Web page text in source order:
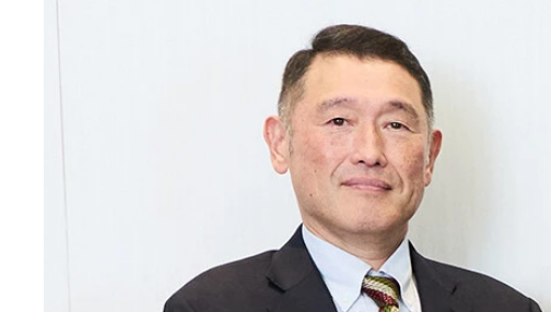
ディアレットフィールド醸造所（埼玉県） ディアレット
体育館の1階にあった駐車スペースを醸造所に、2階のア
NATURE STUDIO（兵庫県） 水族館やレストランのほ
一番人気は理科室や図書室をリノベーションして造った
もともと給食室だった部屋を利用したビール醸造所。神
校庭スペースにはさまざまな植物が植栽されており、「